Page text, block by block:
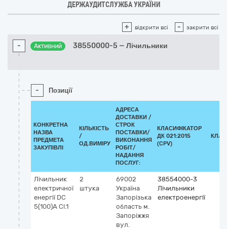
ДЕРЖАУДИТСЛУЖБА УКРАЇНИ
+ відкрити всі - закрити всі
- Активний 38550000-5 — Лічильники
- Позиції
КОНКРЕТНА
НАЗВА
ПРЕДМЕТА
ЗАКУПІВЛІ
КІЛЬКІСТЬ
/
ОД.ВИМІРУ
АДРЕСА
ДОСТАВКИ /
СТРОК
ПОСТАВКИ/
ВИКОНАННЯ
РОБІТ/
НАДАННЯ
ПОСЛУГ:
КЛАСИФІКАТОР
ДК 021:2015
(CPV)
Лічильник
електричної
енергії DC
5(100)A Cl.1
2
штука
69002
Україна
Запорізька
область м.
Запоріжжя
вул.
38554000-3
Лічильники
електроенергії